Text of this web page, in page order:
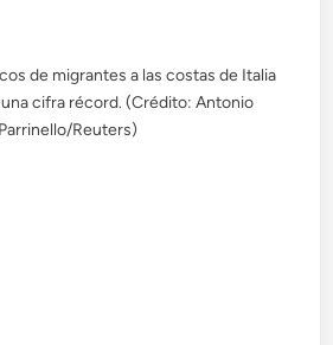
de migrantes a las costas de Italia
cifra récord. (Crédito: Antonio
Parrinello/Reuters)